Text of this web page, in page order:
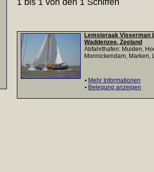
Lemsteraak Visserman
Waddenzee, Zeeland
Abfahrthafen: Muiden,
Monnickendam, Marken,
• Mehr Informationen
• Belegung anzeigen